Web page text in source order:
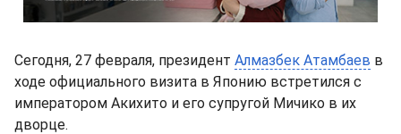
Сегодня, 27 февраля, президент Алмазбек Атамбаев в
ходе официального визита в Японию встретился с
императором Акихито и его супругой Мичико в их
дворце.